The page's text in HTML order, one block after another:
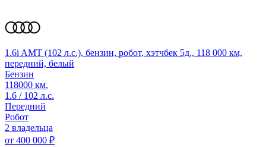
1.6i AMT (102 л.с.), бензин, робот, хэтчбек 5д., 118 000 км,
передний, белый
Бензин
118000 км.
1.6 / 102 л.с.
Передний
Робот
2 владельца
от 400 000 ₽